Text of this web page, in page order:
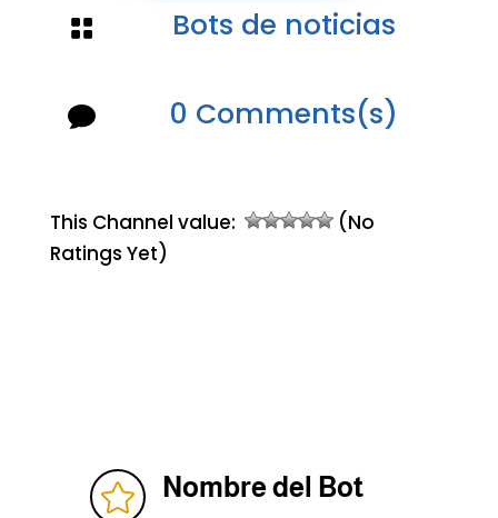
 Bots de noticias
 0 Comments(s)
This Channel value:
(No
Ratings Yet)
 Nombre del Bot